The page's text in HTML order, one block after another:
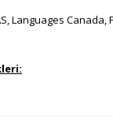
Languages Canada,